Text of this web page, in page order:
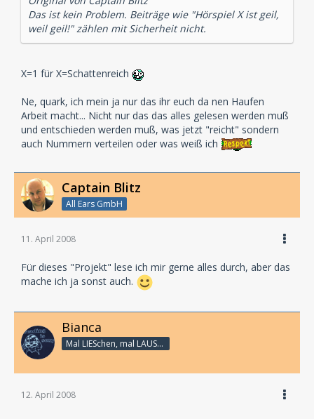
Das ist kein Problem. Beiträge wie "Hörspiel X ist geil,
weil geil!" zählen mit Sicherheit nicht.
X=1 für X=Schattenreich
Ne, quark, ich mein ja nur das ihr euch da nen Haufen
Arbeit macht... Nicht nur das das alles gelesen werden muß
und entschieden werden muß, was jetzt "reicht" sondern
auch Nummern verteilen oder was weiß ich
Captain Blitz
All Ears GmbH
11. April 2008
Für dieses "Projekt" lese ich mir gerne alles durch, aber das
mache ich ja sonst auch.
Bianca
Mal LIESchen, mal LAUSCHi - aber immer Linux
12. April 2008